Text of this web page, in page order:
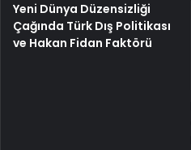
Yeni Dünya Düzensizliği
Çağında Türk Dış Politikası
ve Hakan Fidan Faktörü